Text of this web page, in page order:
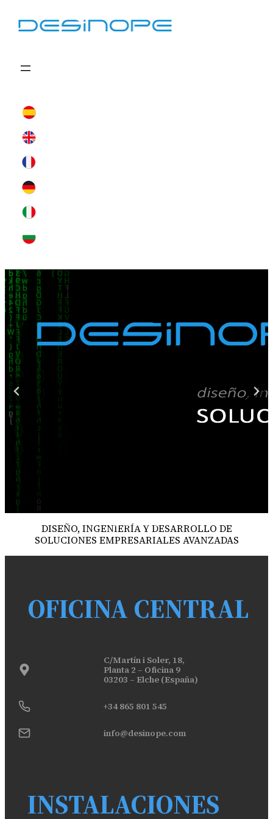
DISEÑO, INGENIERÍA Y DESARROLLO DE
SOLUCIONES EMPRESARIALES AVANZADAS
OFICINA CENTRAL
C/Martín i Soler, 18,
Planta 2 – Oficina 9
03203 – Elche (España)
+34 865 801 545
info@desinope.com
INSTALACIONES